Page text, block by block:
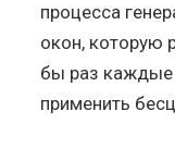
процесса
окон, которую
бы раз каждые
применить